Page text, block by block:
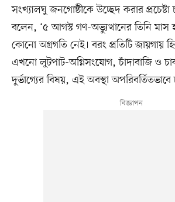
সংখ্যালঘু জনগোষ্ঠীকে উচ্ছেদ করার প্রচেষ্টা
বলেন, ‘৫ আগস্ট গণ-অভ্যুত্থানের তিনি মাস
কোনো অগ্রগতি নেই। বরং প্রতিটি জায়গায়
এখনো লুটপাট-অগ্নিসংযোগ, চাঁদাবাজি ও
দুর্ভাগ্যের বিষয়, এই অবস্থা